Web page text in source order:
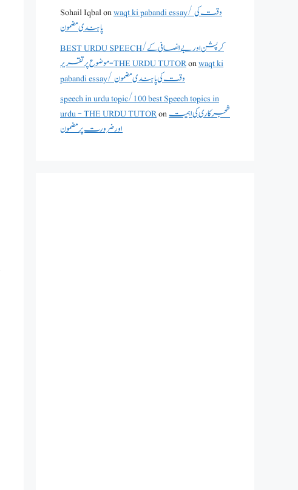
Sohail Iqbalonwaqt ki pabandi essay/ وقت کی
پابندی مضمون
BEST URDU SPEECH/کرپشن اور بے انصافی کے
موضوع پر تقریر - THE URDU TUTORonwaqt ki
pabandi essay/ وقت کی پابندی مضمون
speech in urdu topic/100 best Speech topics in
urdu - THE URDU TUTORonشجرکاری کی اہمیت
اور ضرورت پر مضمون